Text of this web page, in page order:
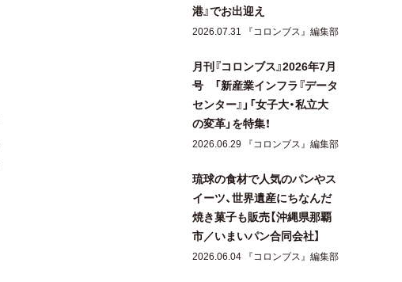
港』でお出迎え
2026.07.31 『コロンブス』編集部
月刊『コロンブス』2026年7月
号 「新産業インフラ『データ
センター』」「女子大・私立大
の変革」を特集！
2026.06.29 『コロンブス』編集部
琉球の食材で人気のパンやス
イーツ、世界遺産にちなんだ
焼き菓子も販売【沖縄県那覇
市／いまいパン合同会社】
2026.06.04 『コロンブス』編集部